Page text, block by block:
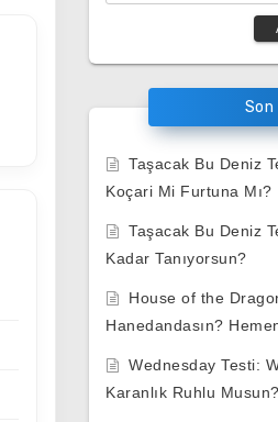
Son
Taşacak Bu Deniz
Koçari Mi Furtuna Mı?
Taşacak Bu Deniz
Kadar Tanıyorsun?
House of the
Hanedandasın?
Wednesday Testi:
Karanlık Ruhlu Musun?